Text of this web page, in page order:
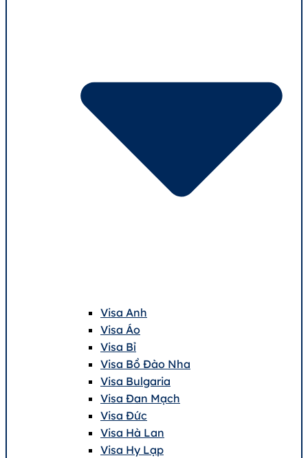
Visa Anh
Visa Áo
Visa Bỉ
Visa Bồ Đào Nha
Visa Bulgaria
Visa Đan Mạch
Visa Đức
Visa Hà Lan
Visa Hy Lạp